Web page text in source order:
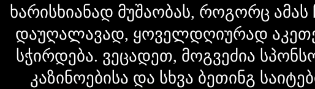
ხარისხიანად მუშაობას, როგორც
დაუღალავად, ყოველდღიურად
სჭირდება. ვეცადეთ, მოგვეძია
კაზინოებისა და სხვა ბეთინგ